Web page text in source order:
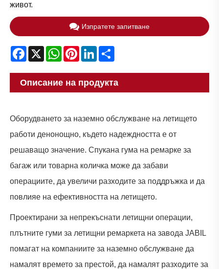
живот.
Изпратете запитване
Facebook
X WhatsApp
PinterestLinkedIn
Описание на продукта
Оборудването за наземно обслужване на летището
работи денонощно, където надеждността е от
решаващо значение. Спукана гума на ремарке за
багаж или товарна количка може да забави
операциите, да увеличи разходите за поддръжка и да
повлияе на ефективността на летището.
Проектирани за непрекъснати летищни операции,
плътните гуми за летищни ремаркета на завода JABIL
помагат на компаниите за наземно обслужване да
намалят времето за престой, да намалят разходите за